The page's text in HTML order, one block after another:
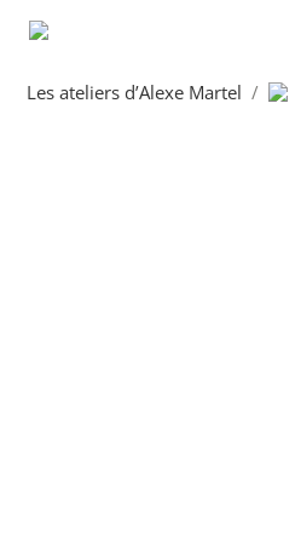
Les ateliers d’Alexe Martel /